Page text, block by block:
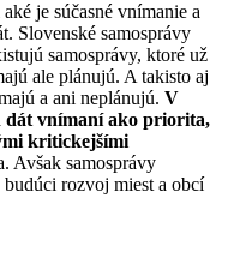
je súčasné vnímanie a
Slovenské samosprávy
samosprávy, ktoré už
ale plánujú. A takisto aj
a ani neplánujú. V
dát vnímaní ako priorita,
kritickejšími
Avšak samosprávy
rozvoj miest a obcí